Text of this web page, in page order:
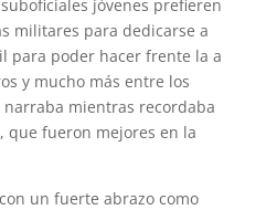
jóvenes prefieren
militares para dedicarse a
para poder hacer frente la a
y mucho más entre los
narraba mientras recordaba
que fueron mejores en la
un fuerte abrazo como